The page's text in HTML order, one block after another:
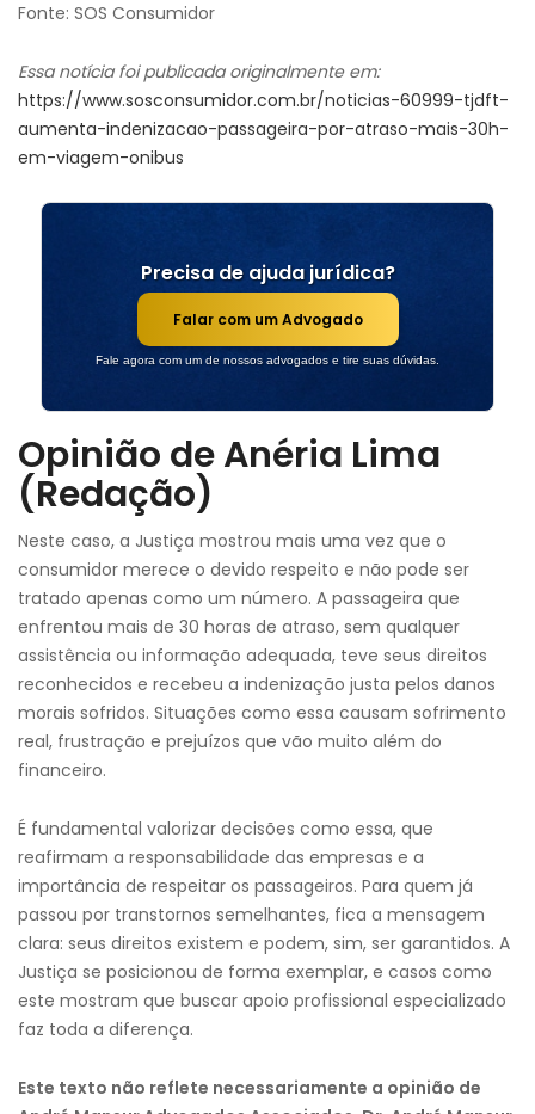
Fonte: SOS Consumidor
Essa notícia foi publicada originalmente em:
https://www.sosconsumidor.com.br/noticias-60999-tjdft-
aumenta-indenizacao-passageira-por-atraso-mais-30h-
em-viagem-onibus
Precisa de ajuda jurídica?
Falar com um Advogado
Fale agora com um de nossos advogados e tire suas dúvidas.
Opinião de Anéria Lima
(Redação)
Neste caso, a Justiça mostrou mais uma vez que o
consumidor merece o devido respeito e não pode ser
tratado apenas como um número. A passageira que
enfrentou mais de 30 horas de atraso, sem qualquer
assistência ou informação adequada, teve seus direitos
reconhecidos e recebeu a indenização justa pelos danos
morais sofridos. Situações como essa causam sofrimento
real, frustração e prejuízos que vão muito além do
financeiro.
É fundamental valorizar decisões como essa, que
reafirmam a responsabilidade das empresas e a
importância de respeitar os passageiros. Para quem já
passou por transtornos semelhantes, fica a mensagem
clara: seus direitos existem e podem, sim, ser garantidos. A
Justiça se posicionou de forma exemplar, e casos como
este mostram que buscar apoio profissional especializado
faz toda a diferença.
Este texto não reflete necessariamente a opinião de